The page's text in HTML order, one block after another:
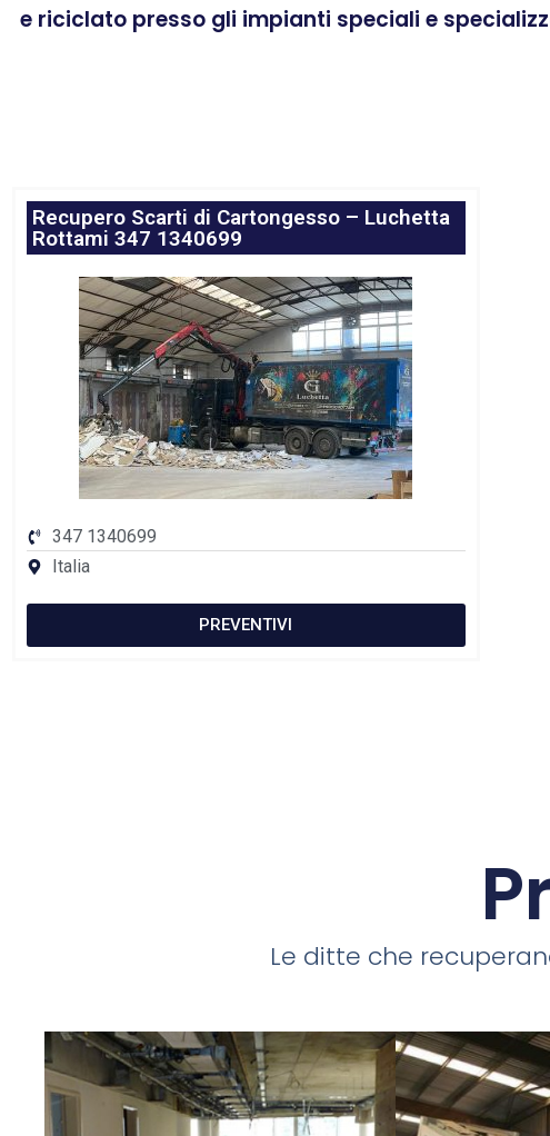
e riciclato presso gli impianti speciali e
Recupero Scarti di Cartongesso – Luchetta
Rottami 347 1340699
347 1340699
Italia
PREVENTIVI
Le ditte che